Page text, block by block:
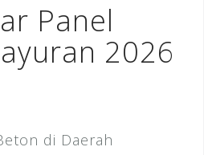
Panel
2026
di Daerah